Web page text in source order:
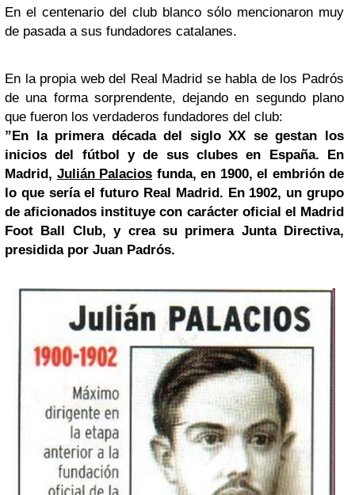
En el centenario del club blanco sólo mencionaron muy
de pasada a sus fundadores catalanes.
En la propia web del Real Madrid se habla de los Padrós
de una forma sorprendente, dejando en segundo plano
que fueron los verdaderos fundadores del club:
”En la primera década del siglo XX se gestan los
inicios del fútbol y de sus clubes en España. En
Madrid, Julián Palacios funda, en 1900, el embrión de
lo que sería el futuro Real Madrid. En 1902, un grupo
de aficionados instituye con carácter oficial el Madrid
Foot Ball Club, y crea su primera Junta Directiva,
presidida por Juan Padrós.